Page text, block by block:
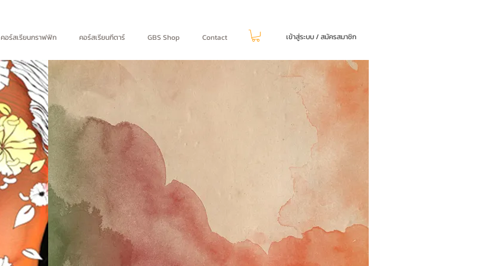
คอร์สเรียนกราฟฟิก คอร์สเรียนกีตาร์ GBS Shop Contact เข้าสู่ระบบ / สมัครสมาชิก